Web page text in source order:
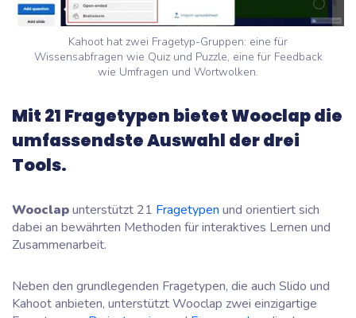
Kahoot hat zwei Fragetyp-Gruppen: eine für
Wissensabfragen wie Quiz und Puzzle, eine für Feedback
wie Umfragen und Wortwolken.
Mit 21 Fragetypen bietet Wooclap die
umfassendste Auswahl der drei
Tools.
Wooclapunterstützt 21 Fragetypen und orientiert sich
dabei an bewährten Methoden für interaktives Lernen und
Zusammenarbeit.
Neben den grundlegenden Fragetypen, die auch Slido und
Kahoot anbieten, unterstützt Wooclap zwei einzigartige